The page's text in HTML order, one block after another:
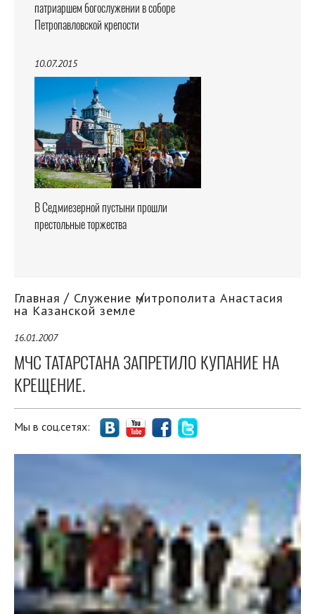
патриаршем богослужении в соборе
Петропавловской крепости
10.07.2015
В Седмиезерной пустыни прошли
престольные торжества
Главная Служение митрополита Анастасия
на Казанской земле
16.01.2007
МЧС ТАТАРСТАНА ЗАПРЕТИЛО КУПАНИЕ НА
КРЕЩЕНИЕ.
Мы в соц.сетях: